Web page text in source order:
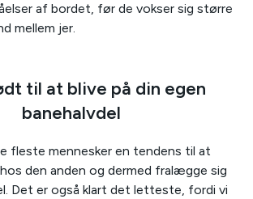
af bordet, før de vokser sig større
mellem jer.
til at blive på din egen
banehalvdel
fleste mennesker en tendens til at
den anden og dermed fralægge sig
Det er også klart det letteste, fordi vi